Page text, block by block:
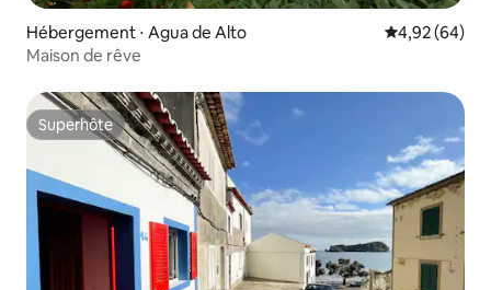
Hébergement ⋅ Agua de Alto Évaluation
4,92 (64)
Maison de rêve
Superhôte
Superhôte